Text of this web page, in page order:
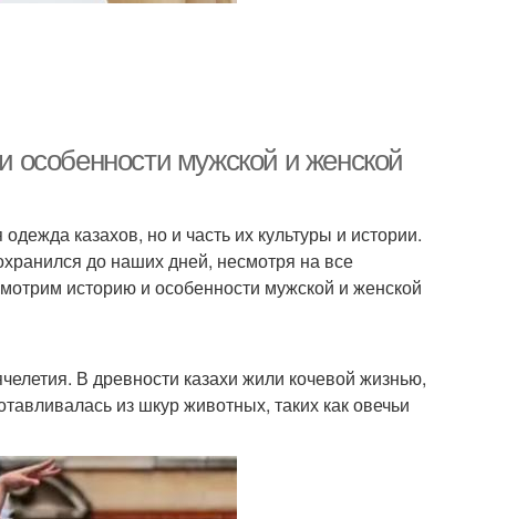
особенности мужской и женской
казахов, но и часть их культуры и истории.
до наших дней, несмотря на все
историю и особенности мужской и женской
В древности казахи жили кочевой жизнью,
из шкур животных, таких как овечьи